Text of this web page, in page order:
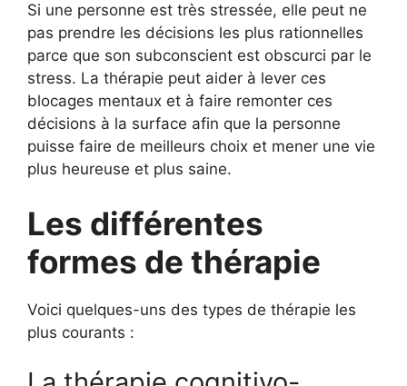
Si une personne est très stressée, elle peut ne
pas prendre les décisions les plus rationnelles
parce que son subconscient est obscurci par le
stress. La thérapie peut aider à lever ces
blocages mentaux et à faire remonter ces
décisions à la surface afin que la personne
puisse faire de meilleurs choix et mener une vie
plus heureuse et plus saine.
Les différentes
formes de thérapie
Voici quelques-uns des types de thérapie les
plus courants :